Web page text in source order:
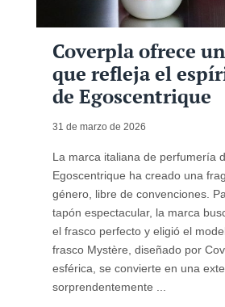
Coverpla ofrece
que refleja el
de Egoscentrique
31 de marzo de 2026
La marca italiana de perfumería
Egoscentrique ha creado una
género, libre de convenciones.
tapón espectacular, la marca
el frasco perfecto y eligió el
frasco Mystère, diseñado por
esférica, se convierte en una
sorprendentemente ...